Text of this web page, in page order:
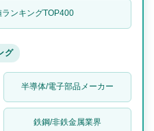
ンキングTOP400
グ
半導体/電子部品メーカー
鉄鋼/非鉄金属業界